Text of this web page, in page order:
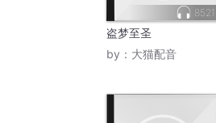
8521
盗梦至圣
by： 大猫配音